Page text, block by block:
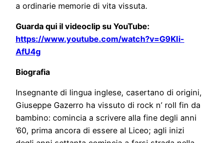
a ordinarie memorie di vita vissuta.
Guarda qui il videoclip su YouTube:
https://www.youtube.com/watch?v=G9KIi-
AfU4g
Biografia
Insegnante di lingua inglese, casertano di origini,
Giuseppe Gazerro ha vissuto di rock n’ roll fin da
bambino: comincia a scrivere alla fine degli anni
’60, prima ancora di essere al Liceo; agli inizi